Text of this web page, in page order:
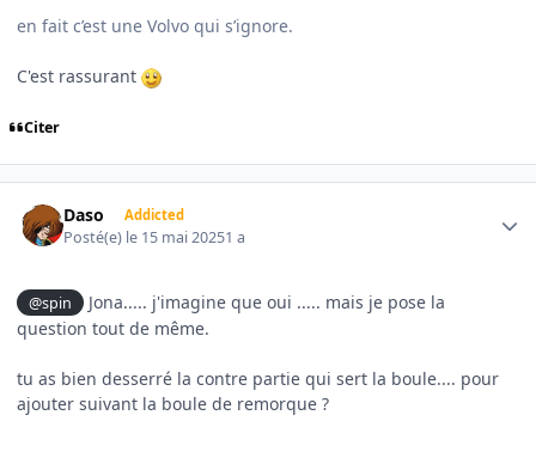
en fait c’est une Volvo qui s’ignore.
C'est rassurant
Citer
Daso Addicted
Posté(e) le 15 mai 20251 a
@spin
Jona..... j'imagine que oui ..... mais je pose la
question tout de même.
tu as bien desserré la contre partie qui sert la boule.... pour
ajouter suivant la boule de remorque ?